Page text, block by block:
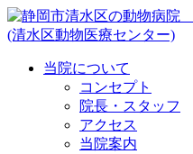
当院について
コンセプト
院長・スタッフ
アクセス
当院案内